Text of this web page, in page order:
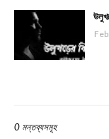
0 মন্তব্যসমূহ